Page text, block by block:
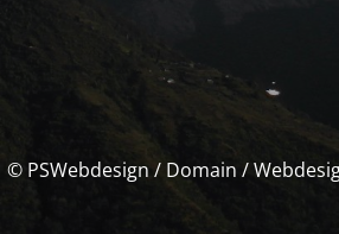
© PSWebdesign / Domain /